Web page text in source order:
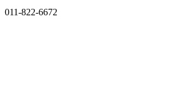
011-822-6672